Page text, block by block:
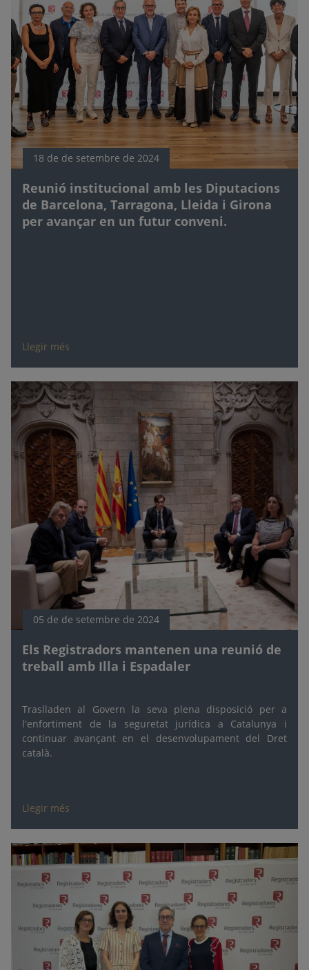
18 de de setembre de 2024
Reunió institucional amb les Diputacions
de Barcelona, Tarragona, Lleida i Girona
per avançar en un futur conveni.
Llegir més
05 de de setembre de 2024
Els Registradors mantenen una reunió de
treball amb Illa i Espadaler
Traslladen al Govern la seva plena disposició per a
l'enfortiment de la seguretat jurídica a Catalunya i
continuar avançant en el desenvolupament del Dret
català.
Llegir més